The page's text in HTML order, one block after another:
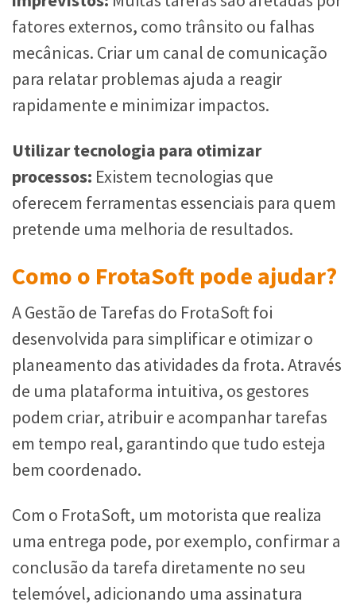
fatores externos, como trânsito ou falhas
mecânicas. Criar um canal de comunicação
para relatar problemas ajuda a reagir
rapidamente e minimizar impactos.
Utilizar tecnologia para otimizar
processos: Existem tecnologias que
oferecem ferramentas essenciais para quem
pretende uma melhoria de resultados.
Como o FrotaSoft pode ajudar?
A Gestão de Tarefas do FrotaSoft foi
desenvolvida para simplificar e otimizar o
planeamento das atividades da frota. Através
de uma plataforma intuitiva, os gestores
podem criar, atribuir e acompanhar tarefas
em tempo real, garantindo que tudo esteja
bem coordenado.
Com o FrotaSoft, um motorista que realiza
uma entrega pode, por exemplo, confirmar a
conclusão da tarefa diretamente no seu
telemóvel, adicionando uma assinatura